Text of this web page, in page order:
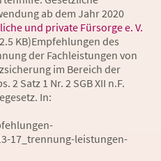
ab dem Jahr 2020
und private Fürsorge e. V.
KB)Empfehlungen des
der Fachleistungen von
im Bereich der
2 Satz 1 Nr. 2 SGB XII n.F.
In:
17_trennung-leistungen-